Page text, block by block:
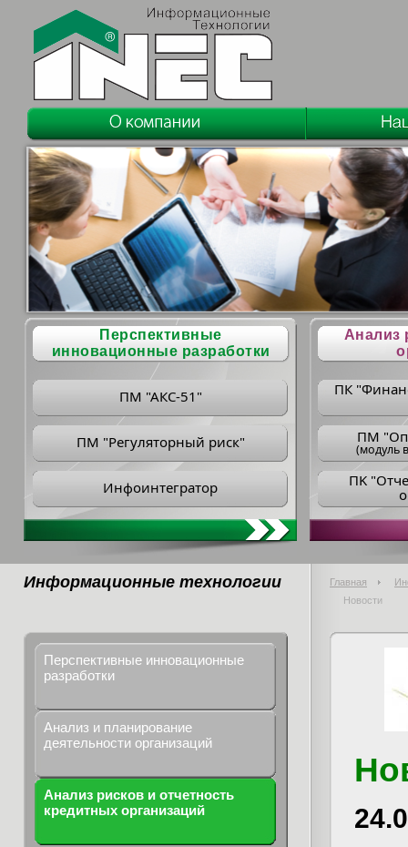
Перспективные
инновационные разработки
ПМ "АКС-51"
ПМ "Регуляторный риск"
Инфоинтегратор
Анализ
ПК
ПM
(модуль
ПK
Информационные технологии Главная
Новости
Перспективные инновационные
разработки
Анализ и планирование
деятельности организаций
Анализ рисков и отчетность
кредитных организаций